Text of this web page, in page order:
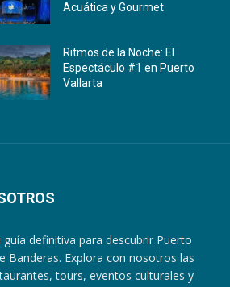
Acuática y Gourmet
Ritmos de la Noche: El
Espectáculo #1 en Puerto
Vallarta
definitiva para descubrir Puerto
Banderas. Explora con nosotros las
tours, eventos culturales y